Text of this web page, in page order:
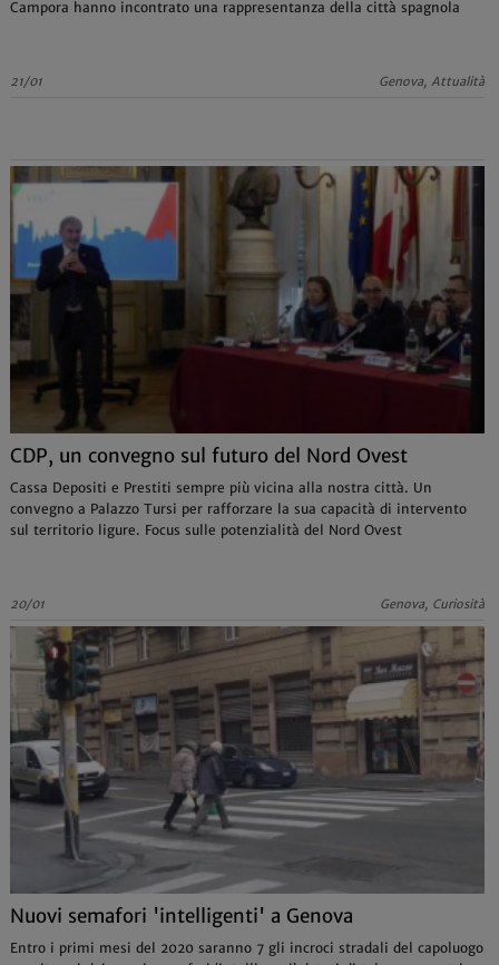
Campora hanno incontrato una rappresentanza della città spagnola
21/01 Genova, Attualità
CDP, un convegno sul futuro del Nord Ovest
Cassa Depositi e Prestiti sempre più vicina alla nostra città. Un
convegno a Palazzo Tursi per rafforzare la sua capacità di intervento
sul territorio ligure. Focus sulle potenzialità del Nord Ovest
20/01 Genova, Curiosità
Nuovi semafori 'intelligenti' a Genova
Entro i primi mesi del 2020 saranno 7 gli incroci stradali del capoluogo